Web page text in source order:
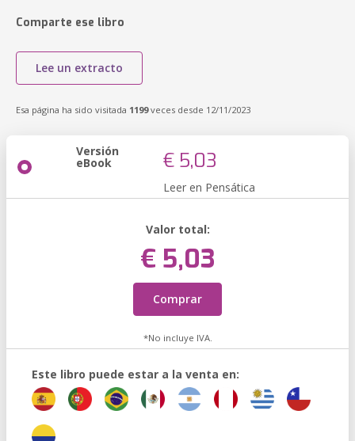
Comparte ese libro
Lee un extracto
Esa página ha sido visitada 1199veces desde 12/11/2023
Versión
eBook € 5,03
Leer en Pensática
Valor total:
€ 5,03
Comprar
*No incluye IVA.
Este libro puede estar a la venta en: